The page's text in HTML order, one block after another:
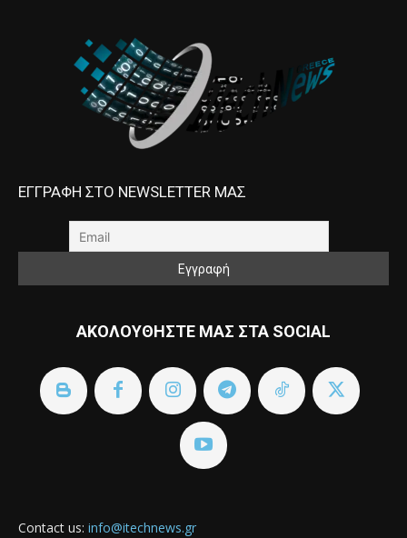
ΕΓΓΡΑΦΗ ΣΤΟ NEWSLETTER ΜΑΣ
ΑΚΟΛΟΥΘΗΣΤΕ ΜΑΣ ΣΤΑ SOCIAL
Contact us: info@itechnews.gr